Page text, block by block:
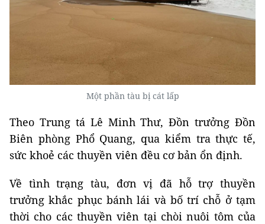
Một phần tàu bị cát lấp
Theo Trung tá Lê Minh Thư, Đồn trưởng Đồn
Biên phòng Phổ Quang, qua kiểm tra thực tế,
sức khoẻ các thuyền viên đều cơ bản ổn định.
Về tình trạng tàu, đơn vị đã hỗ trợ thuyền
trưởng khắc phục bánh lái và bố trí chỗ ở tạm
thời cho các thuyền viên tại chòi nuôi tôm của